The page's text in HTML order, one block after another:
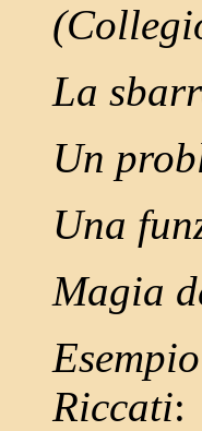
La
Un
Una
Magia
Riccati